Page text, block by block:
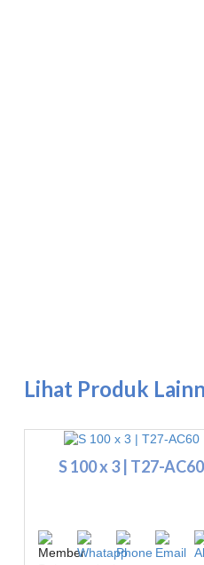
Lihat Produk
S 100 x 3 | T27-AC60